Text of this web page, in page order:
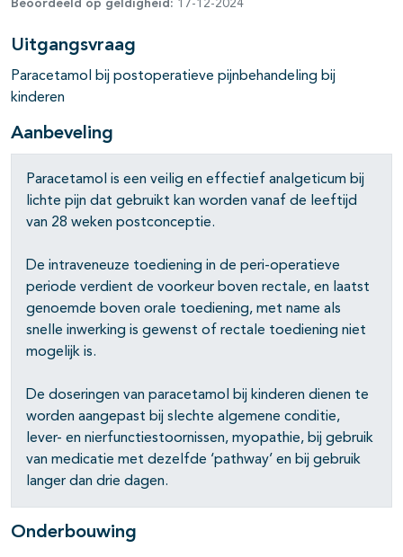
Beoordeeld op geldigheid: 17-12-2024
Uitgangsvraag
Paracetamol bij postoperatieve pijnbehandeling bij
kinderen
Aanbeveling
Paracetamol is een veilig en effectief analgeticum bij
lichte pijn dat gebruikt kan worden vanaf de leeftijd
van 28 weken postconceptie.
De intraveneuze toediening in de peri-operatieve
periode verdient de voorkeur boven rectale, en laatst
genoemde boven orale toediening, met name als
snelle inwerking is gewenst of rectale toediening niet
mogelijk is.
De doseringen van paracetamol bij kinderen dienen te
worden aangepast bij slechte algemene conditie,
lever- en nierfunctiestoornissen, myopathie, bij gebruik
van medicatie met dezelfde ‘pathway’ en bij gebruik
langer dan drie dagen.
Onderbouwing